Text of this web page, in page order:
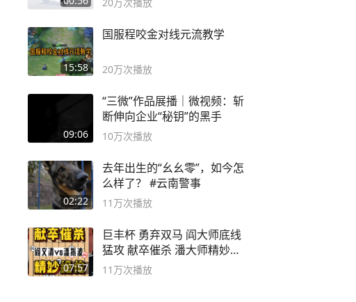
15:58
国服程咬金对线元流教学
20万次播放
09:06
“三微”作品展播｜微视频：斩
断伸向企业“秘钥”的黑手
10万次播放
02:22
去年出生的“幺幺零”，如今怎
么样了？ #云南警事
11万次播放
07:57
巨丰杯 勇弃双马 阎大师底线
猛攻 献卒催杀 潘大师精妙入
局
11万次播放